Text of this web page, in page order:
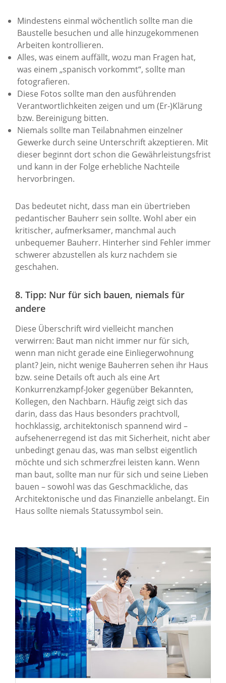
Mindestens einmal wöchentlich sollte man die
Baustelle besuchen und alle hinzugekommenen
Arbeiten kontrollieren.
Alles, was einem auffällt, wozu man Fragen hat,
was einem „spanisch vorkommt“, sollte man
fotografieren.
Diese Fotos sollte man den ausführenden
Verantwortlichkeiten zeigen und um (Er-)Klärung
bzw. Bereinigung bitten.
Niemals sollte man Teilabnahmen einzelner
Gewerke durch seine Unterschrift akzeptieren. Mit
dieser beginnt dort schon die Gewährleistungsfrist
und kann in der Folge erhebliche Nachteile
hervorbringen.
Das bedeutet nicht, dass man ein übertrieben
pedantischer Bauherr sein sollte. Wohl aber ein
kritischer, aufmerksamer, manchmal auch
unbequemer Bauherr. Hinterher sind Fehler immer
schwerer abzustellen als kurz nachdem sie
geschahen.
8. Tipp: Nur für sich bauen, niemals für
andere
Diese Überschrift wird vielleicht manchen
verwirren: Baut man nicht immer nur für sich,
wenn man nicht gerade eine Einliegerwohnung
plant? Jein, nicht wenige Bauherren sehen ihr Haus
bzw. seine Details oft auch als eine Art
Konkurrenzkampf-Joker gegenüber Bekannten,
Kollegen, den Nachbarn. Häufig zeigt sich das
darin, dass das Haus besonders prachtvoll,
hochklassig, architektonisch spannend wird –
aufsehenerregend ist das mit Sicherheit, nicht aber
unbedingt genau das, was man selbst eigentlich
möchte und sich schmerzfrei leisten kann. Wenn
man baut, sollte man nur für sich und seine Lieben
bauen – sowohl was das Geschmackliche, das
Architektonische und das Finanzielle anbelangt. Ein
Haus sollte niemals Statussymbol sein.